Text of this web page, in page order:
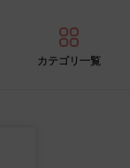
カテゴリ一覧